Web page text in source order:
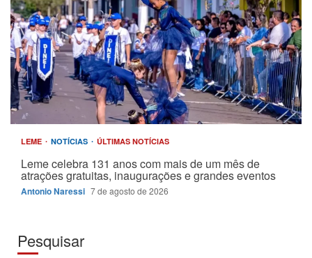
LEME NOTÍCIAS ÚLTIMAS NOTÍCIAS
Leme celebra 131 anos com mais de um mês de
atrações gratuitas, inaugurações e grandes eventos
Antonio Naressi 7 de agosto de 2026
Pesquisar